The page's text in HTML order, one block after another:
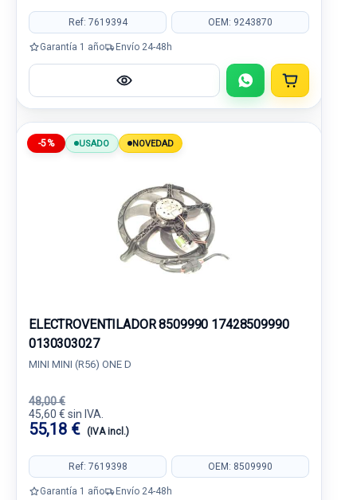
Ref: 7619394 OEM: 9243870
Garantía 1 año Envío 24-48h
-5% USADO NOVEDAD
ELECTROVENTILADOR 8509990 17428509990
0130303027
MINI MINI (R56) ONE D
48,00 €
45,60 € sin IVA.
55,18 € (IVA incl.)
Ref: 7619398 OEM: 8509990
Garantía 1 año Envío 24-48h